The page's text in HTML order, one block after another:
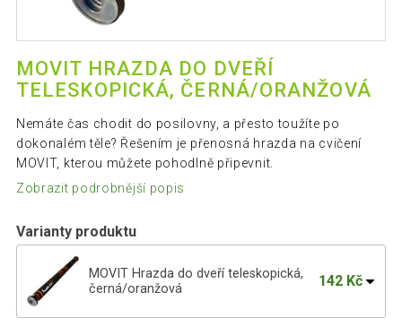
MOVIT HRAZDA DO DVEŘÍ
TELESKOPICKÁ, ČERNÁ/ORANŽOVÁ
Nemáte čas chodit do posilovny, a přesto toužíte po
dokonalém těle? Řešením je přenosná hrazda na cvičení
MOVIT, kterou můžete pohodlně připevnit.
Zobrazit podrobnější popis
Varianty produktu
MOVIT Hrazda do dveří teleskopická,
černá/oranžová
142 Kč